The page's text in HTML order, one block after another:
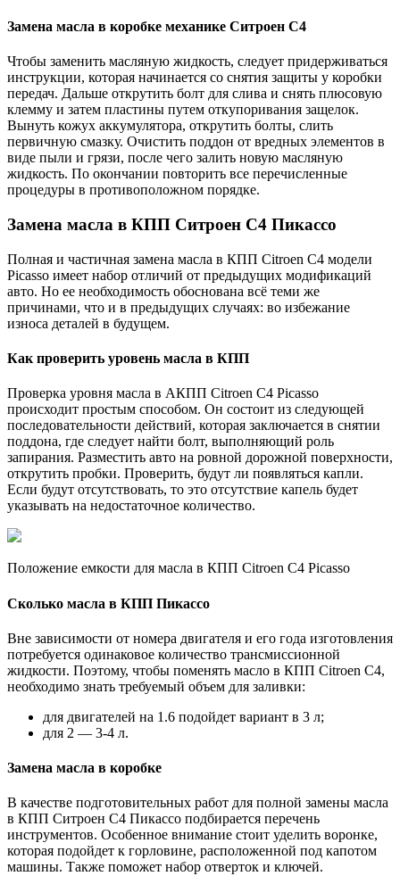
Замена масла в коробке механике Ситроен С4
Чтобы заменить масляную жидкость, следует придерживаться
инструкции, которая начинается со снятия защиты у коробки
передач. Дальше открутить болт для слива и снять плюсовую
клемму и затем пластины путем откупоривания защелок.
Вынуть кожух аккумулятора, открутить болты, слить
первичную смазку. Очистить поддон от вредных элементов в
виде пыли и грязи, после чего залить новую масляную
жидкость. По окончании повторить все перечисленные
процедуры в противоположном порядке.
Замена масла в КПП Ситроен С4 Пикассо
Полная и частичная замена масла в КПП Citroen C4 модели
Picasso имеет набор отличий от предыдущих модификаций
авто. Но ее необходимость обоснована всё теми же
причинами, что и в предыдущих случаях: во избежание
износа деталей в будущем.
Как проверить уровень масла в КПП
Проверка уровня масла в АКПП Citroen C4 Picasso
происходит простым способом. Он состоит из следующей
последовательности действий, которая заключается в снятии
поддона, где следует найти болт, выполняющий роль
запирания. Разместить авто на ровной дорожной поверхности,
открутить пробки. Проверить, будут ли появляться капли.
Если будут отсутствовать, то это отсутствие капель будет
указывать на недостаточное количество.
Положение емкости для масла в КПП Citroen C4 Picasso
Сколько масла в КПП Пикассо
Вне зависимости от номера двигателя и его года изготовления
потребуется одинаковое количество трансмиссионной
жидкости. Поэтому, чтобы поменять масло в КПП Citroen C4,
необходимо знать требуемый объем для заливки:
для двигателей на 1.6 подойдет вариант в 3 л;
для 2 — 3-4 л.
Замена масла в коробке
В качестве подготовительных работ для полной замены масла
в КПП Ситроен С4 Пикассо подбирается перечень
инструментов. Особенное внимание стоит уделить воронке,
которая подойдет к горловине, расположенной под капотом
машины. Также поможет набор отверток и ключей.